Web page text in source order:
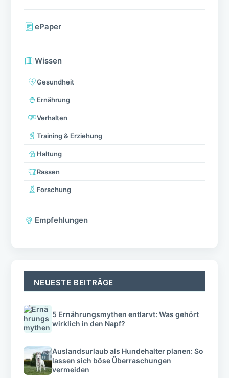
ePaper
Wissen
Gesundheit
Ernährung
Verhalten
Training & Erziehung
Haltung
Rassen
Forschung
Empfehlungen
NEUESTE BEITRÄGE
5 Ernährungsmythen entlarvt: Was gehört
wirklich in den Napf?
Auslandsurlaub als Hundehalter planen: So
lassen sich böse Überraschungen
vermeiden